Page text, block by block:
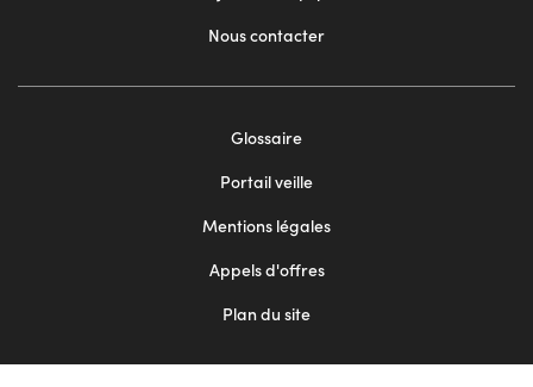
Nous contacter
Glossaire
Portail veille
Mentions légales
Appels d'offres
Plan du site